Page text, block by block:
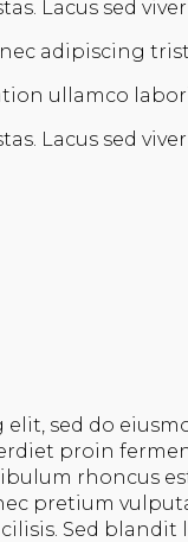
Lacus sed
adipiscing
ullamco
Lacus sed
sed do
proin
rhoncus
pretium
Sed